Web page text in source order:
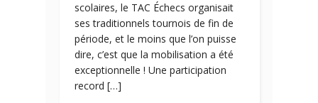
scolaires, le TAC Échecs organisait
ses traditionnels tournois de fin de
période, et le moins que l’on puisse
dire, c’est que la mobilisation a été
exceptionnelle ! Une participation
record […]